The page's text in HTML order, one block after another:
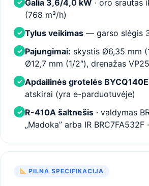
✓ Galia 3,6/4,0 kW · oro srautas
(768 m³/h)
✓ Tylus veikimas — garso slėgis
✓ Pajungimai: skystis Ø6,35 mm
Ø12,7 mm (1/2″), drenažas
✓ Apdailinės grotelės
atskirai (yra e-parduotuvėje)
✓ R-410A šaltnešis · valdymas
„Madoka” arba IR BRC7FA532F
PILNA SPECIFIKACIJA